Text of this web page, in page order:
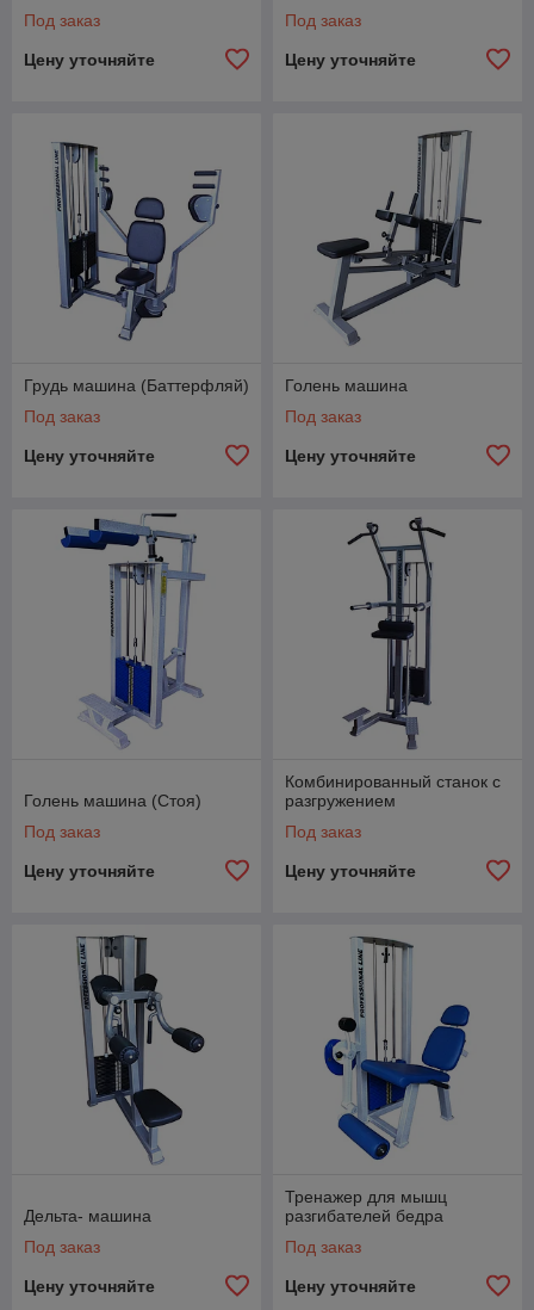
Под заказ
Цену уточняйте
Под заказ
Цену уточняйте
Грудь машина (Баттерфляй)
Под заказ
Цену уточняйте
Голень машина
Под заказ
Цену уточняйте
Голень машина (Стоя)
Под заказ
Цену уточняйте
Комбинированный станок с
разгружением
Под заказ
Цену уточняйте
Дельта- машина
Под заказ
Цену уточняйте
Тренажер для мышц
разгибателей бедра
Под заказ
Цену уточняйте